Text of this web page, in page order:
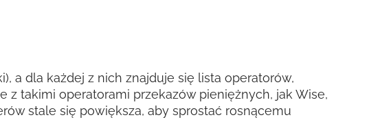
a dla każdej z nich znajduje się lista operatorów,
z takimi operatorami przekazów pieniężnych, jak Wise,
stale się powiększa, aby sprostać rosnącemu